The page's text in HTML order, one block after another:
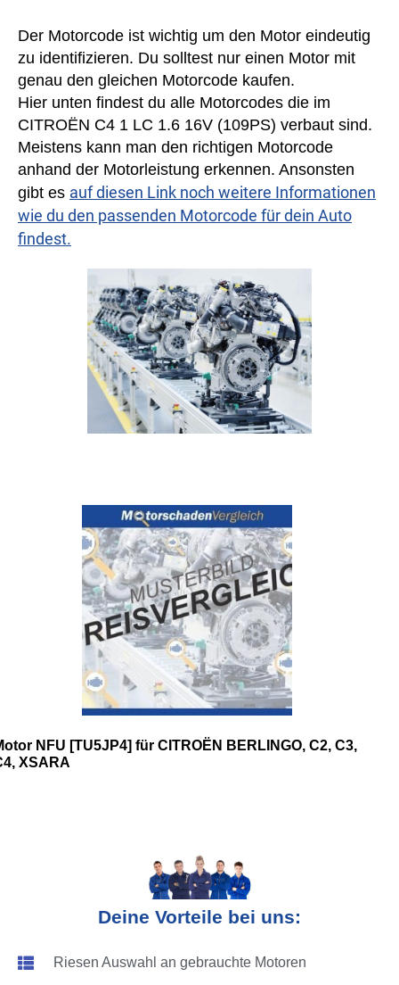
Der Motorcode ist wichtig um den Motor eindeutig
zu identifizieren. Du solltest nur einen Motor mit
genau den gleichen Motorcode kaufen.
Hier unten findest du alle Motorcodes die im
CITROËN C4 1 LC 1.6 16V (109PS) verbaut sind.
Meistens kann man den richtigen Motorcode
anhand der Motorleistung erkennen. Ansonsten
gibt es auf diesen Link noch weitere Informationen
wie du den passenden Motorcode für dein Auto
findest.
NFU [TU5JP4] für CITROËN BERLINGO, C2, C3,
XSARA
Deine Vorteile bei uns:
Riesen Auswahl an gebrauchte Motoren